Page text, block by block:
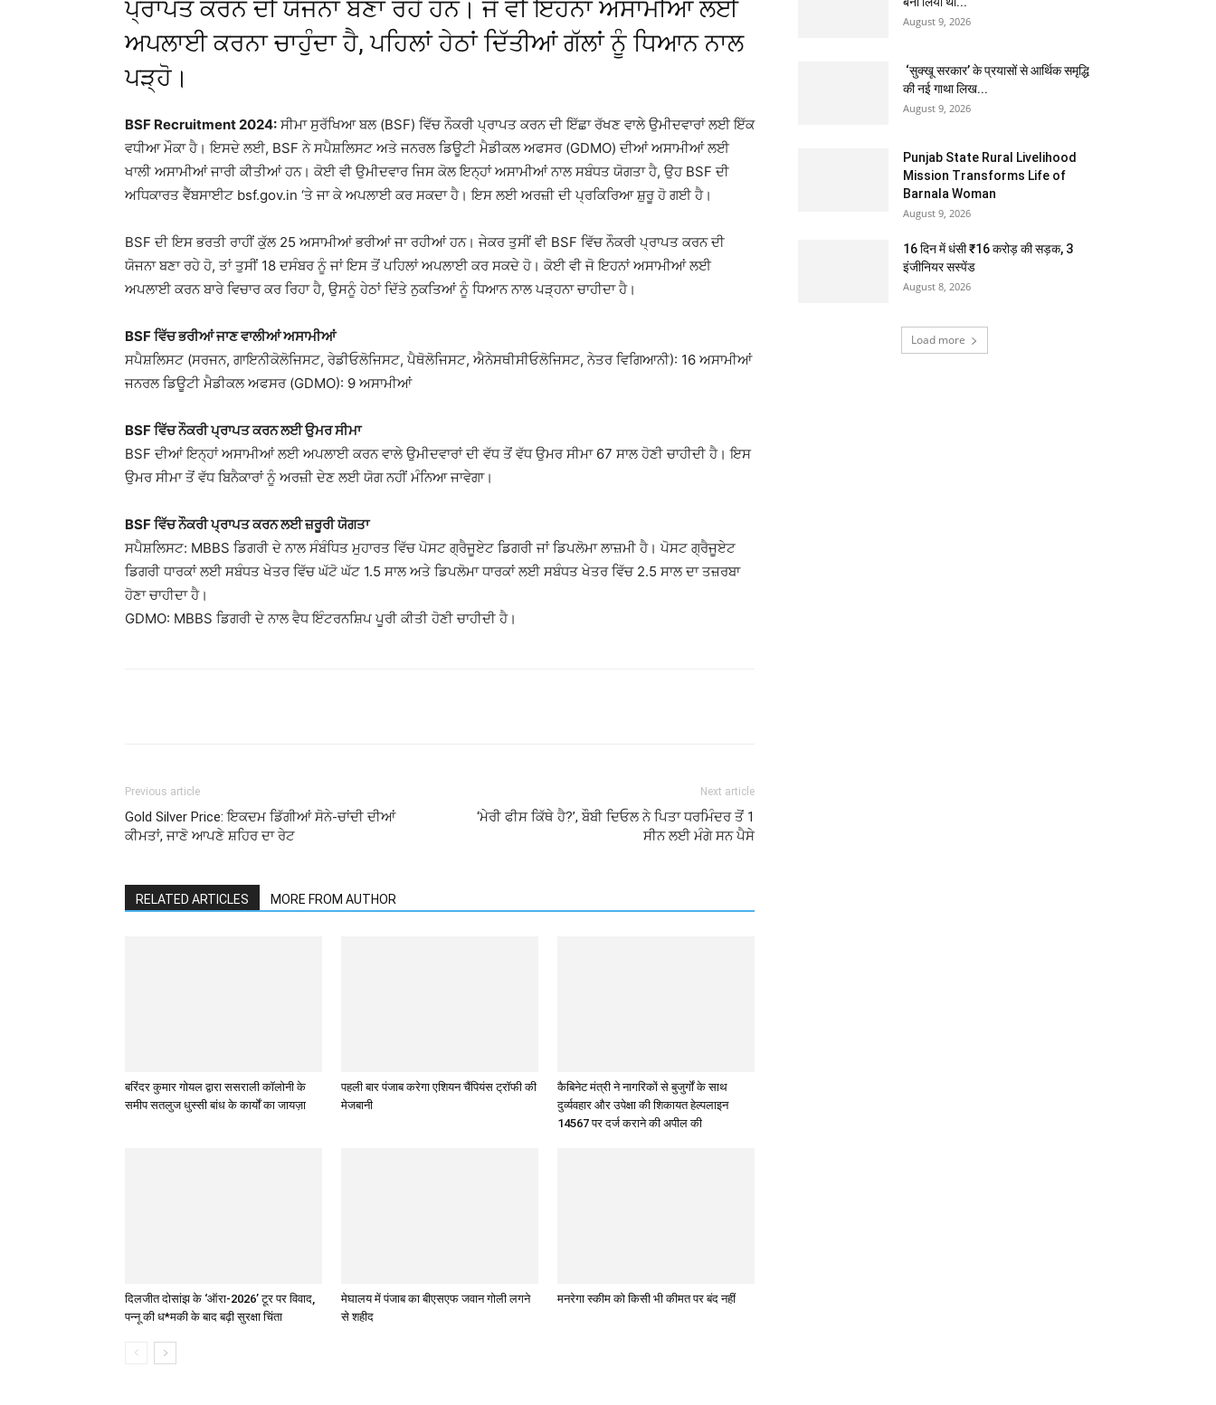
ਪ੍ਰਾਪਤ ਕਰਨ ਦੀ ਯੋਜਨਾ ਬਣਾ ਰਹੇ ਹਨ। ਜੋ ਵੀ ਇਹਨਾਂ ਅਸਾਮੀਆਂ ਲਈ
ਅਪਲਾਈ ਕਰਨਾ ਚਾਹੁੰਦਾ ਹੈ, ਪਹਿਲਾਂ ਹੇਠਾਂ ਦਿੱਤੀਆਂ ਗੱਲਾਂ ਨੂੰ ਧਿਆਨ ਨਾਲ
ਪੜ੍ਹੋ।
BSF Recruitment 2024: ਸੀਮਾ ਸੁਰੱਖਿਆ ਬਲ (BSF) ਵਿੱਚ ਨੌਕਰੀ ਪ੍ਰਾਪਤ ਕਰਨ ਦੀ ਇੱਛਾ ਰੱਖਣ ਵਾਲੇ ਉਮੀਦਵਾਰਾਂ ਲਈ ਇੱਕ
ਵਧੀਆ ਮੌਕਾ ਹੈ। ਇਸਦੇ ਲਈ, BSF ਨੇ ਸਪੈਸ਼ਲਿਸਟ ਅਤੇ ਜਨਰਲ ਡਿਊਟੀ ਮੈਡੀਕਲ ਅਫਸਰ (GDMO) ਦੀਆਂ ਅਸਾਮੀਆਂ ਲਈ
ਖਾਲੀ ਅਸਾਮੀਆਂ ਜਾਰੀ ਕੀਤੀਆਂ ਹਨ। ਕੋਈ ਵੀ ਉਮੀਦਵਾਰ ਜਿਸ ਕੋਲ ਇਨ੍ਹਾਂ ਅਸਾਮੀਆਂ ਨਾਲ ਸਬੰਧਤ ਯੋਗਤਾ ਹੈ, ਉਹ BSF ​​ਦੀ
ਅਧਿਕਾਰਤ ਵੈੱਬਸਾਈਟ bsf.gov.in ‘ਤੇ ਜਾ ਕੇ ਅਪਲਾਈ ਕਰ ਸਕਦਾ ਹੈ। ਇਸ ਲਈ ਅਰਜ਼ੀ ਦੀ ਪ੍ਰਕਿਰਿਆ ਸ਼ੁਰੂ ਹੋ ਗਈ ਹੈ।
BSF ਦੀ ਇਸ ਭਰਤੀ ਰਾਹੀਂ ਕੁੱਲ 25 ਅਸਾਮੀਆਂ ਭਰੀਆਂ ਜਾ ਰਹੀਆਂ ਹਨ। ਜੇਕਰ ਤੁਸੀਂ ਵੀ BSF ਵਿੱਚ ਨੌਕਰੀ ਪ੍ਰਾਪਤ ਕਰਨ ਦੀ
ਯੋਜਨਾ ਬਣਾ ਰਹੇ ਹੋ, ਤਾਂ ਤੁਸੀਂ 18 ਦਸੰਬਰ ਨੂੰ ਜਾਂ ਇਸ ਤੋਂ ਪਹਿਲਾਂ ਅਪਲਾਈ ਕਰ ਸਕਦੇ ਹੋ। ਕੋਈ ਵੀ ਜੋ ਇਹਨਾਂ ਅਸਾਮੀਆਂ ਲਈ
ਅਪਲਾਈ ਕਰਨ ਬਾਰੇ ਵਿਚਾਰ ਕਰ ਰਿਹਾ ਹੈ, ਉਸਨੂੰ ਹੇਠਾਂ ਦਿੱਤੇ ਨੁਕਤਿਆਂ ਨੂੰ ਧਿਆਨ ਨਾਲ ਪੜ੍ਹਨਾ ਚਾਹੀਦਾ ਹੈ।
BSF ਵਿੱਚ ਭਰੀਆਂ ਜਾਣ ਵਾਲੀਆਂ ਅਸਾਮੀਆਂ
ਸਪੈਸ਼ਲਿਸਟ (ਸਰਜਨ, ਗਾਇਨੀਕੋਲੋਜਿਸਟ, ਰੇਡੀਓਲੋਜਿਸਟ, ਪੈਥੋਲੋਜਿਸਟ, ਐਨੇਸਥੀਸੀਓਲੋਜਿਸਟ, ਨੇਤਰ ਵਿਗਿਆਨੀ): 16 ਅਸਾਮੀਆਂ
ਜਨਰਲ ਡਿਊਟੀ ਮੈਡੀਕਲ ਅਫਸਰ (GDMO): 9 ਅਸਾਮੀਆਂ
BSF ਵਿੱਚ ਨੌਕਰੀ ਪ੍ਰਾਪਤ ਕਰਨ ਲਈ ਉਮਰ ਸੀਮਾ
BSF ਦੀਆਂ ਇਨ੍ਹਾਂ ਅਸਾਮੀਆਂ ਲਈ ਅਪਲਾਈ ਕਰਨ ਵਾਲੇ ਉਮੀਦਵਾਰਾਂ ਦੀ ਵੱਧ ਤੋਂ ਵੱਧ ਉਮਰ ਸੀਮਾ 67 ਸਾਲ ਹੋਣੀ ਚਾਹੀਦੀ ਹੈ। ਇਸ
ਉਮਰ ਸੀਮਾ ਤੋਂ ਵੱਧ ਬਿਨੈਕਾਰਾਂ ਨੂੰ ਅਰਜ਼ੀ ਦੇਣ ਲਈ ਯੋਗ ਨਹੀਂ ਮੰਨਿਆ ਜਾਵੇਗਾ।
BSF ਵਿੱਚ ਨੌਕਰੀ ਪ੍ਰਾਪਤ ਕਰਨ ਲਈ ਜ਼ਰੂਰੀ ਯੋਗਤਾ
ਸਪੈਸ਼ਲਿਸਟ: MBBS ਡਿਗਰੀ ਦੇ ਨਾਲ ਸੰਬੰਧਿਤ ਮੁਹਾਰਤ ਵਿੱਚ ਪੋਸਟ ਗ੍ਰੈਜੂਏਟ ਡਿਗਰੀ ਜਾਂ ਡਿਪਲੋਮਾ ਲਾਜ਼ਮੀ ਹੈ। ਪੋਸਟ ਗ੍ਰੈਜੂਏਟ
ਡਿਗਰੀ ਧਾਰਕਾਂ ਲਈ ਸਬੰਧਤ ਖੇਤਰ ਵਿੱਚ ਘੱਟੋ ਘੱਟ 1.5 ਸਾਲ ਅਤੇ ਡਿਪਲੋਮਾ ਧਾਰਕਾਂ ਲਈ ਸਬੰਧਤ ਖੇਤਰ ਵਿੱਚ 2.5 ਸਾਲ ਦਾ ਤਜ਼ਰਬਾ
ਹੋਣਾ ਚਾਹੀਦਾ ਹੈ।
GDMO: MBBS ਡਿਗਰੀ ਦੇ ਨਾਲ ਵੈਧ ਇੰਟਰਨਸ਼ਿਪ ਪੂਰੀ ਕੀਤੀ ਹੋਣੀ ਚਾਹੀਦੀ ਹੈ।
Previous article
Gold Silver Price: ਇਕਦਮ ਡਿੱਗੀਆਂ ਸੋਨੇ-ਚਾਂਦੀ ਦੀਆਂ
ਕੀਮਤਾਂ, ਜਾਣੋ ਆਪਣੇ ਸ਼ਹਿਰ ਦਾ ਰੇਟ
Next article
‘ਮੇਰੀ ਫੀਸ ਕਿੱਥੇ ਹੈ?’, ਬੌਬੀ ਦਿਓਲ ਨੇ ਪਿਤਾ ਧਰਮਿੰਦਰ ਤੋਂ 1
ਸੀਨ ਲਈ ਮੰਗੇ ਸਨ ਪੈਸੇ
RELATED ARTICLES MORE FROM AUTHOR
बरिंदर कुमार गोयल द्वारा ससराली कॉलोनी के
समीप सतलुज धुस्सी बांध के कार्यों का जायज़ा
पहली बार पंजाब करेगा एशियन चैंपियंस ट्रॉफी की
मेजबानी
कैबिनेट मंत्री ने नागरिकों से बुजुर्गों के साथ
दुर्व्यवहार और उपेक्षा की शिकायत हेल्पलाइन
14567 पर दर्ज कराने की अपील की
दिलजीत दोसांझ के ‘ऑरा-2026’ टूर पर विवाद,
पन्नू की ध*मकी के बाद बढ़ी सुरक्षा चिंता
मेघालय में पंजाब का बीएसएफ जवान गोली लगने
से शहीद
मनरेगा स्कीम को किसी भी कीमत पर बंद नहीं
August 9, 2026
‘सुक्खू सरकार’ के प्रयासों से आर्थिक समृद्धि
की नई गाथा लिख...
August 9, 2026
Punjab State Rural Livelihood
Mission Transforms Life of
Barnala Woman
August 9, 2026
16 दिन में धंसी ₹16 करोड़ की सड़क, 3
इंजीनियर सस्पेंड
August 8, 2026
Load more